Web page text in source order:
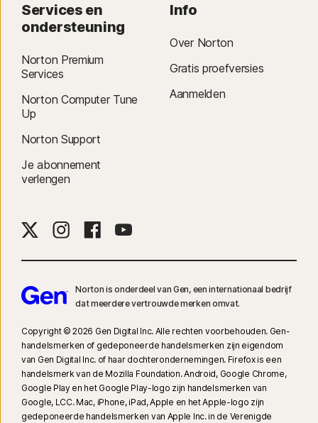
Services en
ondersteuning
Norton Premium
Services
Norton Computer Tune
Up
Norton Support
Je abonnement
verlengen
Info
Over Norton
Gratis proefversies
Aanmelden
Norton is onderdeel van Gen, een internationaal bedrijf
dat meerdere vertrouwde merken omvat.
Copyright © 2026 Gen Digital Inc. Alle rechten voorbehouden. Gen-
handelsmerken of gedeponeerde handelsmerken zijn eigendom
van Gen Digital Inc. of haar dochterondernemingen. Firefox is een
handelsmerk van de Mozilla Foundation. Android, Google Chrome,
Google Play en het Google Play-logo zijn handelsmerken van
Google, LCC. Mac, iPhone, iPad, Apple en het Apple-logo zijn
gedeponeerde handelsmerken van Apple Inc. in de Verenigde